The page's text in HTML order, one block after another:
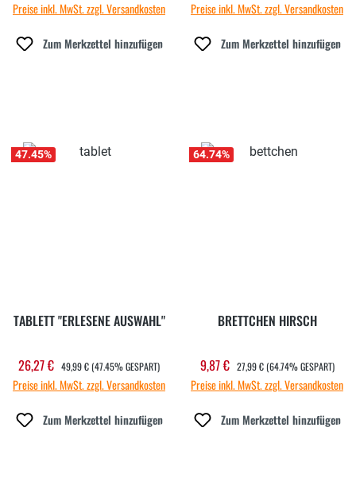
Preise inkl. MwSt. zzgl. Versandkosten
Zum Merkzettel hinzufügen
Preise inkl. MwSt. zzgl. Versandkosten
Zum Merkzettel hinzufügen
47.45%
TABLETT "ERLESENE AUSWAHL"
Verkaufspreis:
26,27 € REGULÄRER PREIS:
49,99 €(47.45% GESPART)
Preise inkl. MwSt. zzgl. Versandkosten
Zum Merkzettel hinzufügen
64.74%
BRETTCHEN HIRSCH
Verkaufspreis:
9,87 € REGULÄRER PREIS:
27,99 € (64.74% GESPART)
Preise inkl. MwSt. zzgl. Versandkosten
Zum Merkzettel hinzufügen